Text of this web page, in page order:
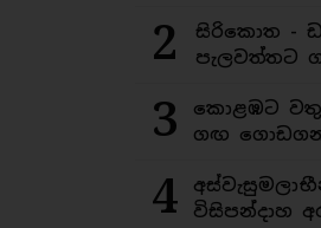
2
සිරිකොත -
පැලවත්තට
3
කොළඹට
ගඟ
4
විසිපන්දාහ